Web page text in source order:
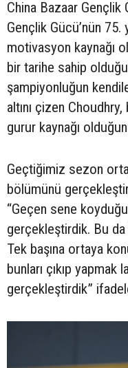
China Bazaar Gençlik
Gençlik Gücü’nün 75.
motivasyon kaynağı
bir tarihe sahip
şampiyonluğun
altını çizen
gurur kaynağı
Geçtiğimiz sezon
bölümünü
“Geçen sene
gerçekleştirdik. Bu
Tek başına ortaya
bunları çıkıp yapmak
gerçekleştirdik”